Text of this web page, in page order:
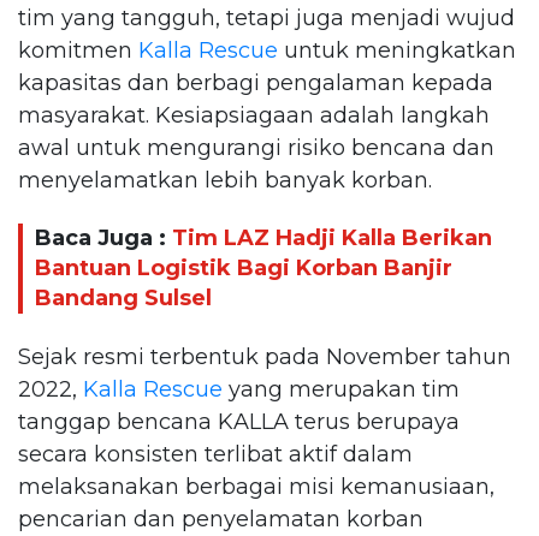
tim yang tangguh, tetapi juga menjadi wujud
komitmen Kalla Rescue untuk meningkatkan
kapasitas dan berbagi pengalaman kepada
masyarakat. Kesiapsiagaan adalah langkah
awal untuk mengurangi risiko bencana dan
menyelamatkan lebih banyak korban.
Baca Juga : Tim LAZ Hadji Kalla Berikan
Bantuan Logistik Bagi Korban Banjir
Bandang Sulsel
Sejak resmi terbentuk pada November tahun
2022, Kalla Rescue yang merupakan tim
tanggap bencana KALLA terus berupaya
secara konsisten terlibat aktif dalam
melaksanakan berbagai misi kemanusiaan,
pencarian dan penyelamatan korban